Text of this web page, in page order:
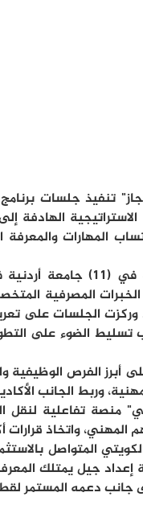
تنفيذ جلسات
الهادفة
المهارات
وشمل البرنامج تنفيذ (12)
المصرفية
وركزت الجلسات على
تسليط الضوء على
أبرز الفرص الوظيفية
وربط الجانب
منصة تفاعلية لنقل
واتخاذ قرارات
المتواصل
جيل يمتلك
جانب دعمه المستمر